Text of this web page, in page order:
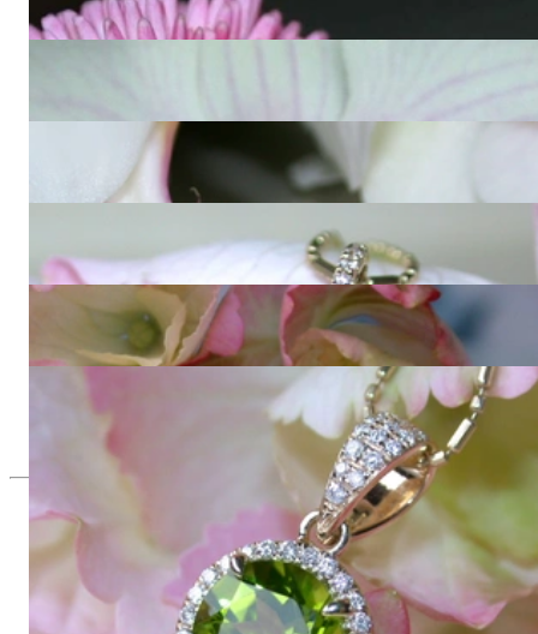
1.855,46 €
Wandelbare Peridot Ohrstecker mit Diamanten
2.218,49 €
Schlichter Peridot Anhänger mit Diamanten
1.159,66 €
Bezaubernde Peridot Ohrringe mit Diamanten
2.218,49 €
Leuchtender Peridot Anhänger mit Diamanten
1.300,84 €
Seit 1995
Exklusiver Schmuck, Leidenschaft für
das Außergewöhnliche